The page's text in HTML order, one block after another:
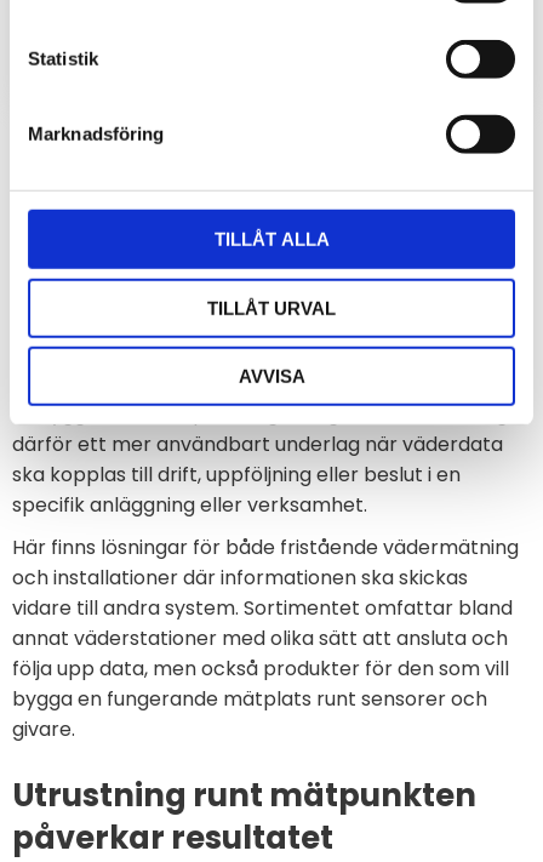
Statistik
Marknadsföring
TILLÅT ALLA
TILLÅT URVAL
AVVISA
Lokala väderdata från den
plats där det faktiskt händer
I många projekt är det inte tillräckligt att titta på
väderprognoser eller mätvärden från en station flera
kilometer bort. Förhållandena kan skilja sig tydligt
mellan olika platser beroende på terräng, höjd,
bebyggelse och exponering. En egen väderstation ger
därför ett mer användbart underlag när väderdata
ska kopplas till drift, uppföljning eller beslut i en
specifik anläggning eller verksamhet.
Här finns lösningar för både fristående vädermätning
och installationer där informationen ska skickas
vidare till andra system. Sortimentet omfattar bland
annat väderstationer med olika sätt att ansluta och
följa upp data, men också produkter för den som vill
bygga en fungerande mätplats runt sensorer och
givare.
Utrustning runt mätpunkten
påverkar resultatet